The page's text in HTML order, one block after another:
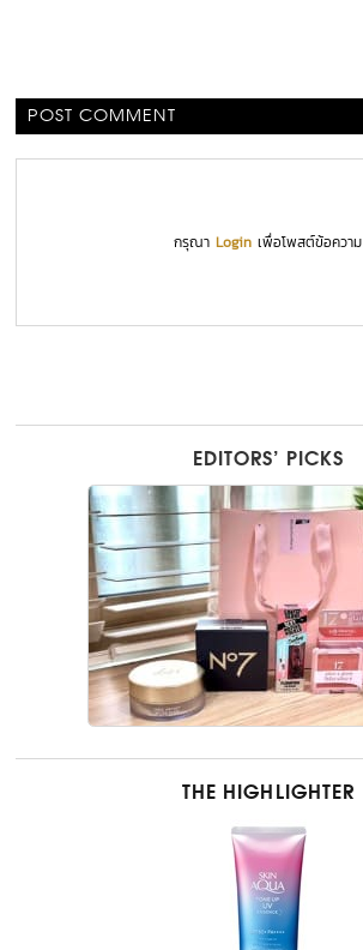
POST COMMENT
กรุณาLogin เพื่อโพสต์ข้อความ
EDITORS’ PICKS
THE HIGHLIGHTER